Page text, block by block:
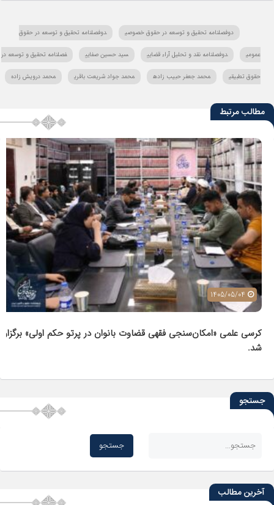
دوفصلنامه تحقیق و توسعه در حقوق خصوصی دوفصلنامه تحقیق و توسعه در حقوق
عمومی دوفصلنامه نقد و تحلیل آراء قضایی سید حسین صفایی فصلنامه تحقیق و توسعه در
حقوق تطبیقی محمد جعفر حبیب زاده محمد جواد شریعت باقری محمد درویش زاده
مطالب مرتبط
کرسی علمی «امکان‌سنجی فقهی قضاوت بانوان در پرتو حکم اولی» برگزار
شد.
جستجو
آخرین مطالب